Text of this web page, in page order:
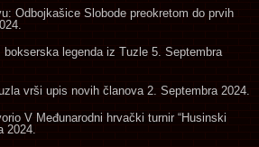
Odbojkašice Slobode preokretom do prvih
legenda iz Tuzle 5. Septembra
vrši upis novih članova 2. Septembra 2024.
V Međunarodni hrvački turnir “Husinski
2024.